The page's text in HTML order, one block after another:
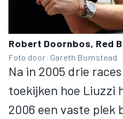
Robert Doornbos, Red
Foto door: Gareth Bumstead
Na in 2005 drie
toekijken hoe Liuzzi
2006 een vaste plek